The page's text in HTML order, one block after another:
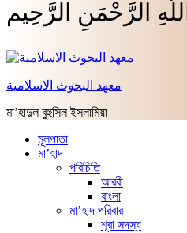
الرَّحْمَنِ الرَّحِيم
معهد البحوث الاسلامية
মা’হাদুল বুহুসিল ইসলামিয়া
মূলপাতা
মা’হাদ
পরিচিতি
আরবী
বাংলা
মা’হাদ পরিবার
শূরা সদস্য